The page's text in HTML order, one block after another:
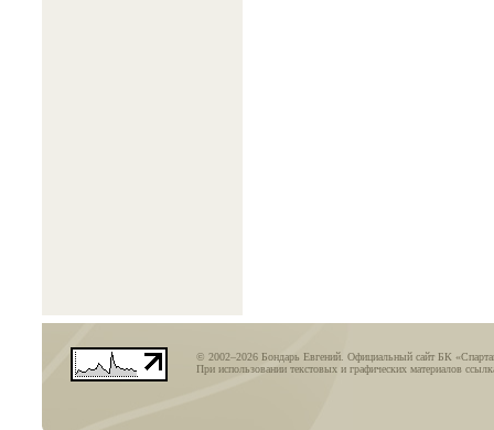
© 2002–2026 Бондарь Евгений. Официальный сайт БК
При использовании текстовых и графических материалов